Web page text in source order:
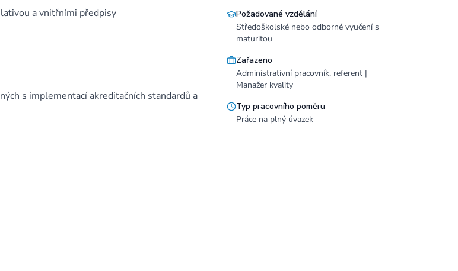
a vnitřními předpisy
s implementací akreditačních standardů a
Požadované vzdělání
Středoškolské nebo odborné vyučení s
maturitou
Zařazeno
Administrativní pracovník, referent |
Manažer kvality
Typ pracovního poměru
Práce na plný úvazek